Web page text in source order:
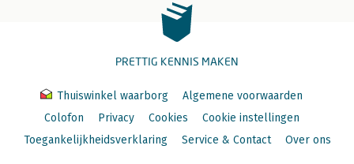
PRETTIG KENNIS MAKEN
Thuiswinkel waarborg
Algemene voorwaarden
Colofon
Privacy Cookies
Cookie instellingen
Toegankelijkheidsverklaring
Service & Contact Over ons